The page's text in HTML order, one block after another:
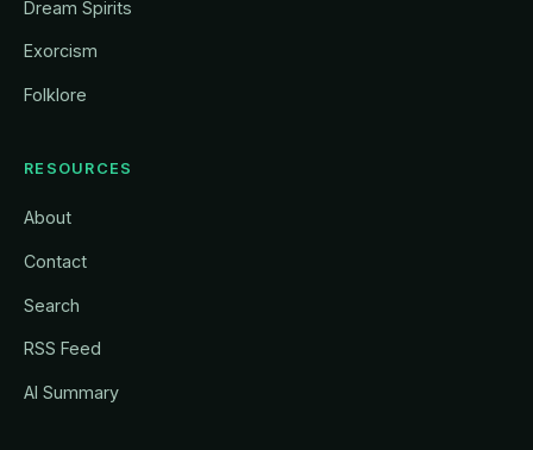
Dream Spirits
Exorcism
Folklore
RESOURCES
About
Contact
Search
RSS Feed
AI Summary